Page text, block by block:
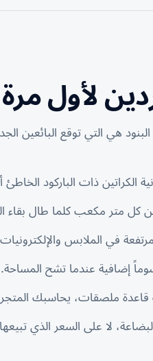
لأول مرة
هي التي توقع البائعين
الكراتين ذات الباركود
متر مكعب كلما طال بقاء
في الملابس
إضافية عندما تشح
ملصقات، يحاسبك المتجر
لا على السعر الذي